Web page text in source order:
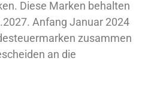
Diese Marken behalten
Anfang Januar 2024
zusammen
an die